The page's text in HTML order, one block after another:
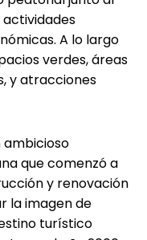
A lo largo
verdes, áreas
y atracciones
ambicioso
que comenzó a
y renovación
la imagen de
turístico